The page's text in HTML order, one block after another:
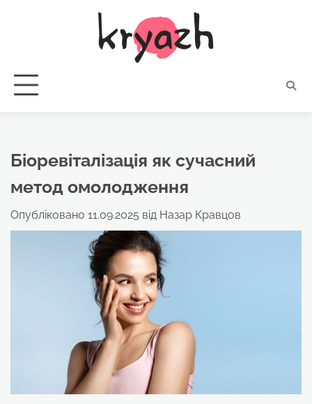
Біоревіталізація як сучасний
метод омолодження
Опубліковано 11.09.2025 від Назар Кравцов